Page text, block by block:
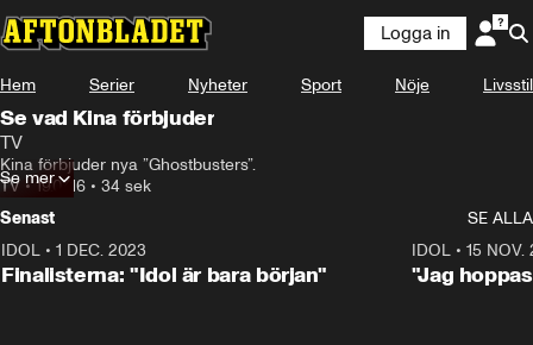
Logga in
Hem Serier Nyheter Sport Nöje Livsstil
Se vad Kina förbjuder
TV
Kina förbjuder nya ”Ghostbusters”.
TV •19.07.16 • 34 sek
Se mer
Senast
SE ALLA
IDOL • 1 DEC. 2023
Finalisterna: "Idol är bara början"
IDOL• 15 NOV.
"Jag